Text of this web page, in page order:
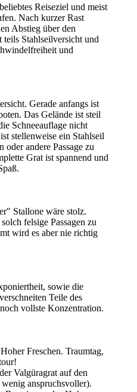
Reiseziel und meist
Nach kurzer Rast
Abstieg über den
Stahlseilversicht und
und
Gerade anfangs ist
Das Gelände ist steil
Schneeauflage nicht
stellenweise ein Stahlseil
oder andere Passage zu
Grat ist spannend und
Stallone wäre stolz.
felsige Passagen zu
wird es aber nie richtig
sowie die
Teile des
vollste Konzentration.
Freschen. Traumtag,
Valgüragrat auf den
anspruchsvoller).